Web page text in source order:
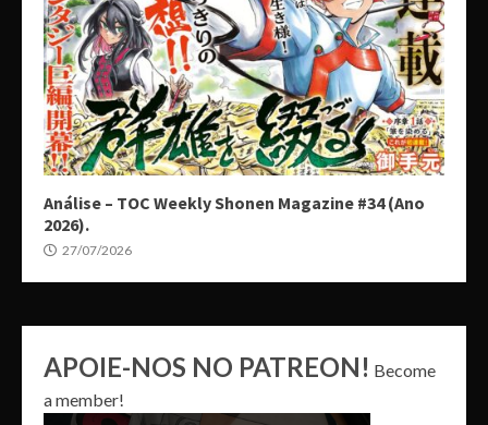
Análise – TOC Weekly Shonen Magazine #34 (Ano
2026).
27/07/2026
APOIE-NOS NO PATREON! Become
a member!